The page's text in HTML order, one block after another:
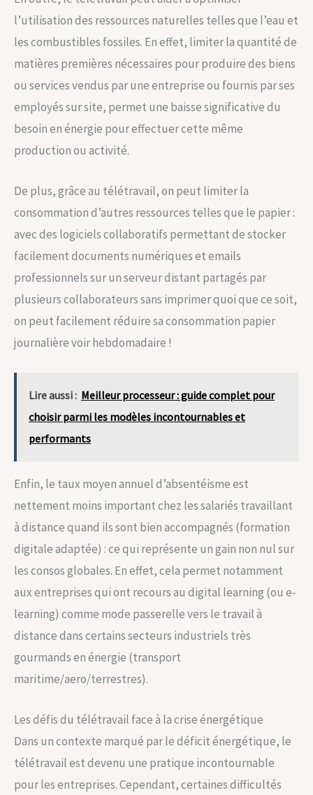
l’utilisation des ressources naturelles telles que l’eau et
les combustibles fossiles. En effet, limiter la quantité de
matières premières nécessaires pour produire des biens
ou services vendus par une entreprise ou fournis par ses
employés sur site, permet une baisse significative du
besoin en énergie pour effectuer cette même
production ou activité.
De plus, grâce au télétravail, on peut limiter la
consommation d’autres ressources telles que le papier :
avec des logiciels collaboratifs permettant de stocker
facilement documents numériques et emails
professionnels sur un serveur distant partagés par
plusieurs collaborateurs sans imprimer quoi que ce soit,
on peut facilement réduire sa consommation papier
journalière voir hebdomadaire !
Lire aussi : Meilleur processeur : guide complet pour
choisir parmi les modèles incontournables et
performants
Enfin, le taux moyen annuel d’absentéisme est
nettement moins important chez les salariés travaillant
à distance quand ils sont bien accompagnés (formation
digitale adaptée) : ce qui représente un gain non nul sur
les consos globales. En effet, cela permet notamment
aux entreprises qui ont recours au digital learning (ou e-
learning) comme mode passerelle vers le travail à
distance dans certains secteurs industriels très
gourmands en énergie (transport
maritime/aero/terrestres).
Les défis du télétravail face à la crise énergétique
Dans un contexte marqué par le déficit énergétique, le
télétravail est devenu une pratique incontournable
pour les entreprises. Cependant, certaines difficultés